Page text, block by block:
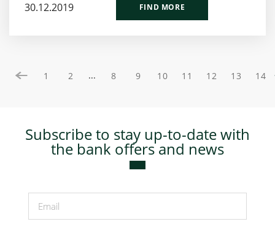
30.12.2019 FIND MORE
1 2 ... 8 9 10 11 12 13 14
Subscribe to stay up-to-date with
the bank offers and news